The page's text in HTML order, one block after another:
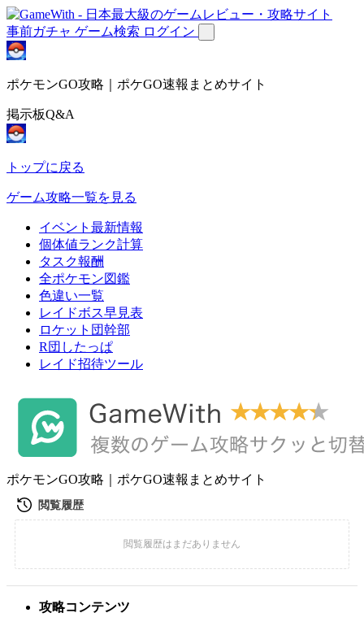
事前ガチャ ゲーム検索 ログイン
ポケモンGO攻略｜ポケGO速報まとめサイト
掲示板Q&A
トップに戻る
ゲーム攻略一覧を見る
イベント最新情報
個体値ランク計算
タスク報酬
全ポケモン図鑑
色違い一覧
レイドボス早見表
ロケット団幹部
R団したっぱ
レイド招待ツール
ポケモンGO攻略｜ポケGO速報まとめサイト
攻略コンテンツ